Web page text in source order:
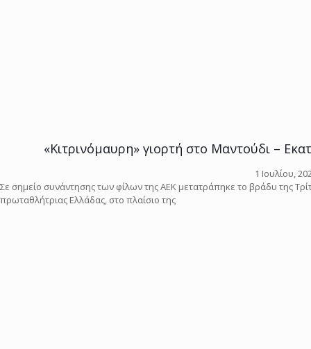
«Κιτρινόμαυρη» γιορτή στο Μαντούδι –
1 Ιουλίου,
Σε σημείο συνάντησης των φίλων της ΑΕΚ μετατράπηκε το βράδυ της
πρωταθλήτριας Ελλάδας, στο πλαίσιο της